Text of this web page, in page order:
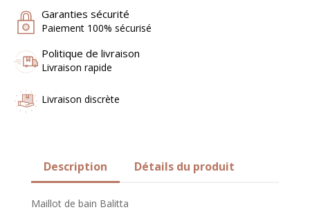
Garanties sécurité
Paiement 100% sécurisé
Politique de livraison
Livraison rapide
Livraison discrète
Description Détails du produit
Maillot de bain Balitta